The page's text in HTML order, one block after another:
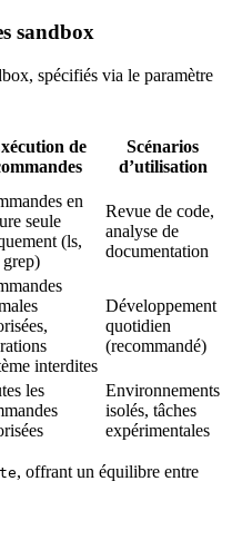
sandbox
spécifiés via le paramètre
de
Scénarios
d’utilisation
en
seule
(ls,
grep)
Revue de code,
analyse de
documentation
interdites
Développement
quotidien
(recommandé)
les
Environnements
isolés, tâches
expérimentales
, offrant un équilibre entre